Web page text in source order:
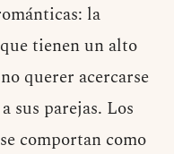
la
tienen un alto
querer acercarse
sus parejas. Los
comportan como